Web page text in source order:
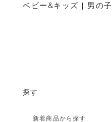
ベビー&キッズ | 男の子
探す
新着商品から探す